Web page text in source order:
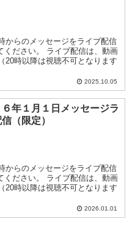
からのメッセージをライブ配信
ください。 ライブ配信は、動画
20時以降は視聴不可となります
2025.10.05
６年１月１日メッセージラ
（限定）
からのメッセージをライブ配信
ください。 ライブ配信は、動画
20時以降は視聴不可となります
2026.01.01